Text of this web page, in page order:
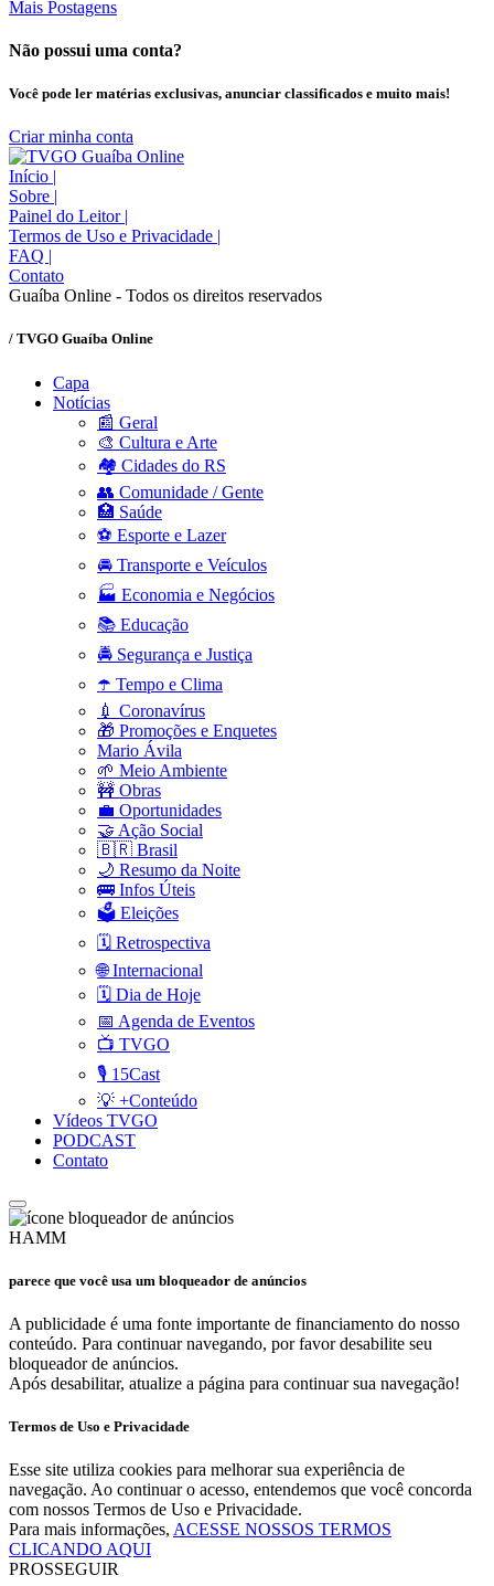
Mais Postagens
Não possui uma conta?
Você pode ler matérias exclusivas, anunciar classificados e muito mais!
Criar minha conta
Início |
Sobre |
Painel do Leitor |
Termos de Uso e Privacidade |
FAQ |
Contato
Guaíba Online - Todos os direitos reservados
/ TVGO Guaíba Online
Capa
Notícias
📰 Geral
🎨 Cultura e Arte
🏘️ Cidades do RS
👥 Comunidade / Gente
🏥 Saúde
⚽ Esporte e Lazer
🚘 Transporte e Veículos
🏭 Economia e Negócios
📚 Educação
🚔 Segurança e Justiça
☂️ Tempo e Clima
💉 Coronavírus
🎁 Promoções e Enquetes
Mario Ávila
🌱 Meio Ambiente
🚧 Obras
💼 Oportunidades
🤝 Ação Social
🇧🇷 Brasil
🌙 Resumo da Noite
🚌 Infos Úteis
🗳️ Eleições
🗓️ Retrospectiva
🌐 Internacional
🗓️ Dia de Hoje
📅 Agenda de Eventos
📺 TVGO
🎙️ 15Cast
💡 +Conteúdo
Vídeos TVGO
PODCAST
Contato
HAMM
parece que você usa um bloqueador de anúncios
A publicidade é uma fonte importante de financiamento do nosso
conteúdo. Para continuar navegando, por favor desabilite seu
bloqueador de anúncios.
Após desabilitar, atualize a página para continuar sua navegação!
Termos de Uso e Privacidade
Esse site utiliza cookies para melhorar sua experiência de
navegação. Ao continuar o acesso, entendemos que você concorda
com nossos Termos de Uso e Privacidade.
Para mais informações, ACESSE NOSSOS TERMOS
CLICANDO AQUI
PROSSEGUIR